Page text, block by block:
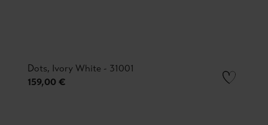
Dots, Ivory White - 31001
159,00 €